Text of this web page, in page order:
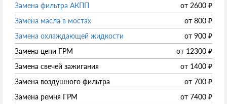
Замена фильтра АКПП от 2600 ₽
Замена масла в мостах
от 800 ₽
Замена охлаждающей жидкости
от 900 ₽
Замена цепи ГРМ
от 12300 ₽
Замена свечей зажигания
от 1400 ₽
Замена воздушного фильтра
от 700 ₽
Замена ремня ГРМ
от 7400 ₽